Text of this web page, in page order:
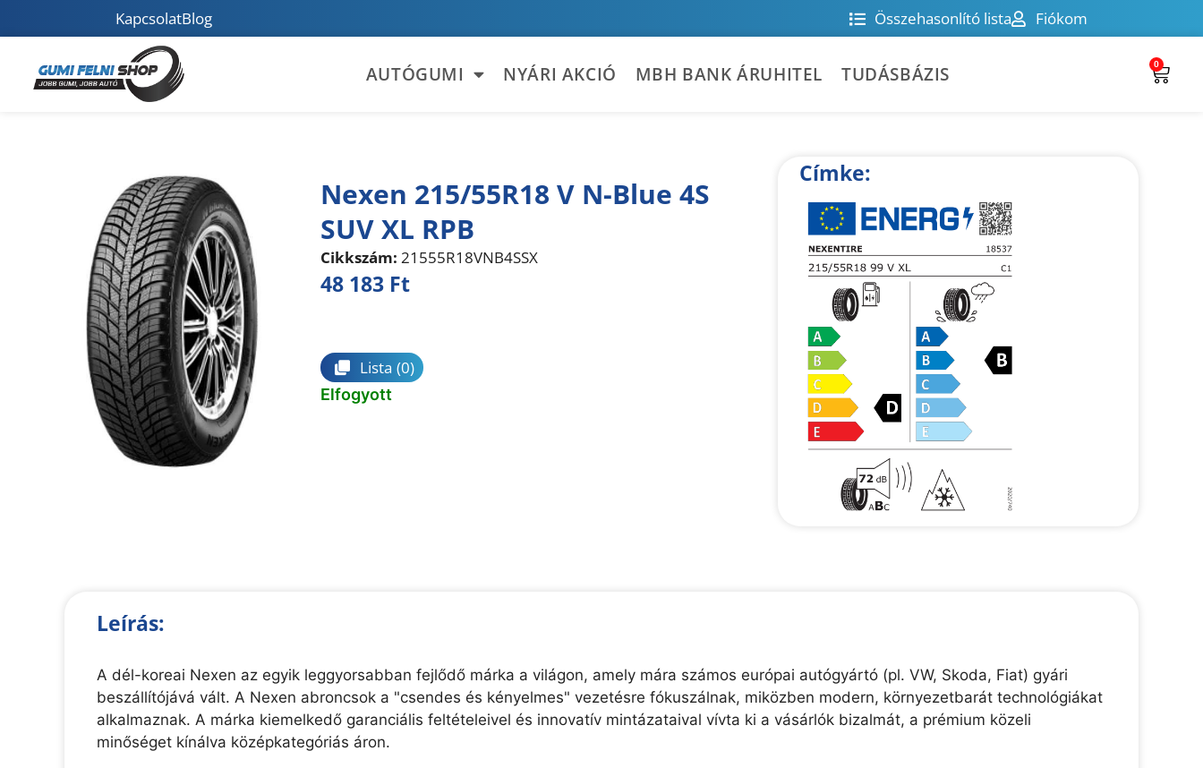
KapcsolatBlog Összehasonlító lista Fiókom
AUTÓGUMI NYÁRI AKCIÓ MBH BANK ÁRUHITEL TUDÁSBÁZIS 0
Nexen 215/55R18 V N-Blue 4S
SUV XL RPB
Cikkszám: 21555R18VNB4SSX
48 183 Ft
Lista (0)
Elfogyott
Címke:
Leírás:
A dél-koreai Nexen az egyik leggyorsabban fejlődő márka a világon, amely mára számos európai autógyártó (pl. VW, Skoda, Fiat) gyári
beszállítójává vált. A Nexen abroncsok a "csendes és kényelmes" vezetésre fókuszálnak, miközben modern, környezetbarát technológiákat
alkalmaznak. A márka kiemelkedő garanciális feltételeivel és innovatív mintázataival vívta ki a vásárlók bizalmát, a prémium közeli
minőséget kínálva középkategóriás áron.